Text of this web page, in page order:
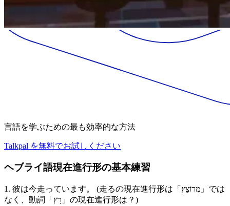
言語を学ぶための最も効率的な方法
Talkpal を無料でお試しください
ヘブライ語現在進行形の基本練習
1. 彼は今走っています。 (走るの現在進行形は「מְרוֹצֵץ」では
なく、動詞「רָץ」の現在進行形は？)